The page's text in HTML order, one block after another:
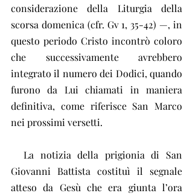
considerazione della Liturgia della
scorsa domenica (cfr. Gv 1, 35-42) —, in
questo periodo Cristo incontrò coloro
che successivamente avrebbero
integrato il numero dei Dodici, quando
furono da Lui chiamati in maniera
definitiva, come riferisce San Marco
nei prossimi versetti.
  La notizia della prigionia di San
Giovanni Battista costituì il segnale
atteso da Gesù che era giunta l’ora